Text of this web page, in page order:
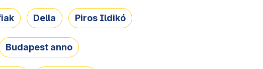
Della Piros Ildikó
Budapest anno